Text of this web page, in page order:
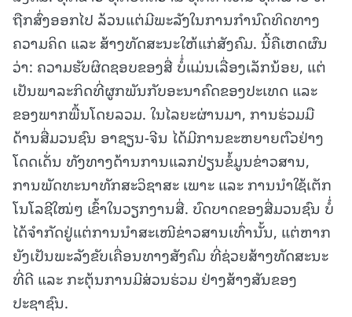
ຖືກສົ່ງອອກໄປ ລ້ວນແຕ່ມີພະລັງໃນການກໍານົດທິດທາງ
ຄວາມຄິດ ແລະ ສ້າງທັດສະນະໃຫ້ແກ່ສັງຄົມ. ນີ້ຄືເຫດຜົນ
ວ່າ: ຄວາມຮັບຜິດຊອບຂອງສື່ ບໍໍ່ແມ່ນເລື່ອງເລັກນ້ອຍ, ແຕ່
ເປັນພາລະກິດທີ່ຜູກພັນກັບອະນາຄົດຂອງປະເທດ ແລະ
ຂອງພາກພື້ນໂດຍລວມ. ໃນໄລຍະຜ່ານມາ, ການຮ່ວມມື
ດ້ານສື່ມວນຊົນ ອາຊຽນ-ຈີນ ໄດ້ມີການຂະຫຍາຍຕົວຢ່າງ
ໂດດເດັ່ນ ທັງທາງດ້ານການແລກປ່ຽນຂໍ້ມູນຂ່າວສານ,
ການພັດທະນາທັກສະວິຊາສະ ເພາະ ແລະ ການນໍາໃຊ້ເຕັກ
ໂນໂລຊີໃໝ່ໆ ເຂົ້າໃນວຽກງານສື່. ບົດບາດຂອງສື່ມວນຊົນ ບໍໍ່
ໄດ້ຈໍາກັດຢູ່ແຕ່ການນໍາສະເໜີຂ່າວສານເທົ່ານັ້ນ, ແຕ່ຫາກ
ຍັງເປັນພະລັງຂັບເຄື່ອນທາງສັງຄົມ ທີ່ຊ່ວຍສ້າງທັດສະນະ
ທີ່ດີ ແລະ ກະຕຸ້ນການມີສ່ວນຮ່ວມ ຢ່າງສ້າງສັນຂອງ
ປະຊາຊົນ.